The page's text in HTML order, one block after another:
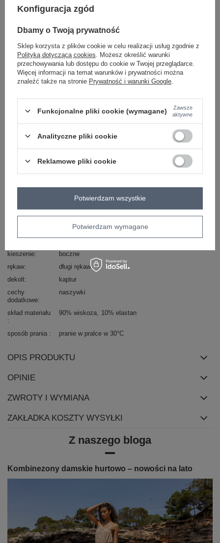
ZALOGUJ SIĘ I ZOBACZ CENĘ
Masz pytanie? Chętnie pomożemy.
Zadzwoń+48 601 547 740 Zadaj pytanie
skład materiału: 90% wiskoza, 10% elastan
sposób prania: pranie w pralce w 30°C
RELEVANCE
casual
dominujący
materiał
wiskoza
długość
długa
kieszenie
boczne
rękaw
długi rękaw
dekolt
kaptur
cechy
dodatkowe
naszywki
skład materiału 90% wiskoza 10% elastan
sposób prania pranie w pralce w 30°C
OPIS PRODUKTU
OPINIE
ZWROTY I WYMIANA
ZAKŁADKA KOSZTY WYSYŁKI
Z naszego bloga
Kombinezony damskie hurtowo – nowości na lato
Konfiguracja zgód
Dbamy o Twoją prywatność
Sklep korzysta z plików cookie w celu realizacji usług zgodnie z
Polityką dotyczącą cookies . Możesz określić warunki
przechowywania lub dostępu do cookie w Twojej przeglądarce.
Więcej informacji na temat warunków i prywatności można
znaleźć także na stronie Prywatność i warunki Google
Funkcjonalne pliki cookie (wymagane)
Zawsze
aktywne
Analityczne pliki cookie
Reklamowe pliki cookie
Potwierdzam wymagane
Potwierdzam wszystkie